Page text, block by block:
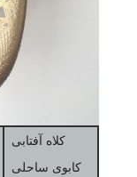
کلاه آفتابی
کابوی ساحلی